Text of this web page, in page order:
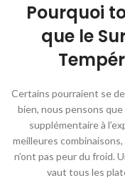
Pourquoi
que le
Certains pourraient se
bien, nous pensons
supplémentaire à
meilleures
n’ont pas peur du froid.
vaut tous les